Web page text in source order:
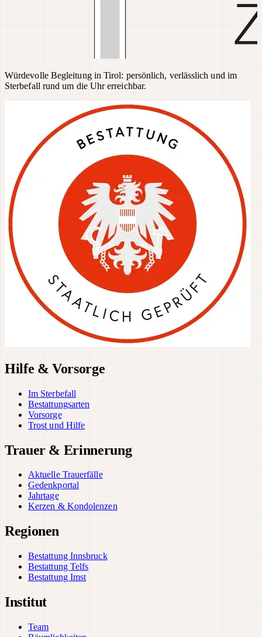
Würdevolle Begleitung in Tirol: persönlich, verlässlich und im
Sterbefall rund um die Uhr erreichbar.
Hilfe & Vorsorge
Im Sterbefall
Bestattungsarten
Vorsorge
Trost und Hilfe
Trauer & Erinnerung
Aktuelle Trauerfälle
Gedenkportal
Jahrtage
Kerzen & Kondolenzen
Regionen
Bestattung Innsbruck
Bestattung Telfs
Bestattung Imst
Institut
Team